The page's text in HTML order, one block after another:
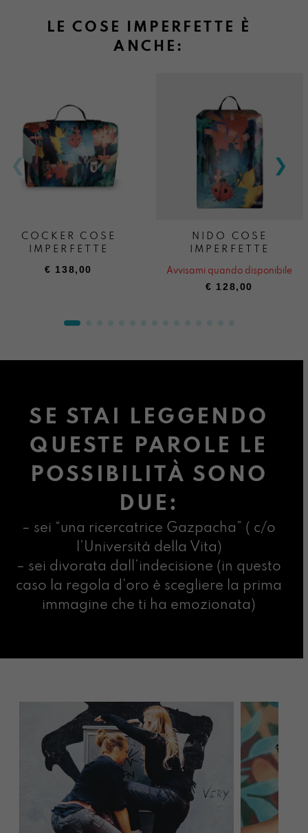
LE COSE IMPERFETTE È
ANCHE:
COCKER COSE
IMPERFETTE
€ 138,00
NIDO COSE
IMPERFETTE
Avvisami quando disponibile
€ 128,00
SE STAI LEGGENDO
QUESTE PAROLE LE
POSSIBILITÀ SONO
DUE:
– sei “una ricercatrice Gazpacha” ( c/o
l’Università della Vita)
– sei divorata dall’indecisione (in questo
caso la regola d’oro è scegliere la prima
immagine che ti ha emozionata)